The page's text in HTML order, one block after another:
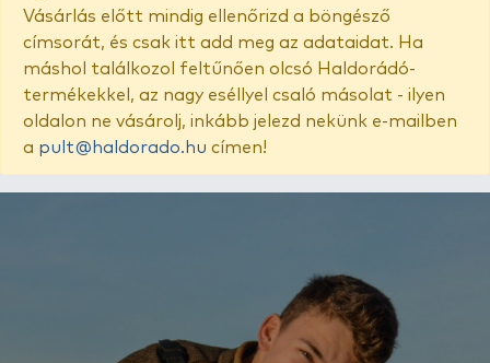
Vásárlás előtt mindig ellenőrizd a böngésző
címsorát, és csak itt add meg az adataidat. Ha
máshol találkozol feltűnően olcsó Haldorádó-
termékekkel, az nagy eséllyel csaló másolat - ilyen
oldalon ne vásárolj, inkább jelezd nekünk e-mailben
a pult@haldorado.hu címen!